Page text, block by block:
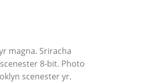
magna. Sriracha
8-bit. Photo
scenester yr.